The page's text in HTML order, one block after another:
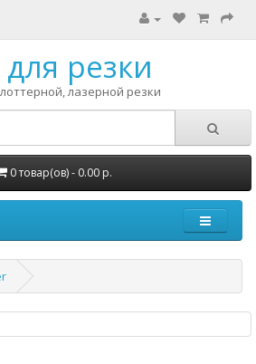
резки
лазерной резки
0 товар(ов) - 0.00 р.